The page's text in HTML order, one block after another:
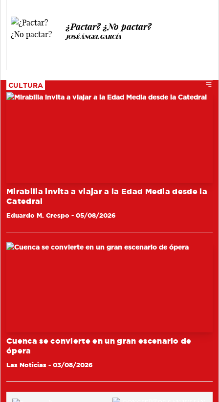
¿Pactar? ¿No pactar?
JOSÉ ÁNGEL GARCÍA
CULTURA
Mirabilia invita a viajar a la Edad Media desde la
Catedral
Eduardo M. Crespo - 05/08/2026
Cuenca se convierte en un gran escenario de
ópera
Las Noticias - 03/08/2026